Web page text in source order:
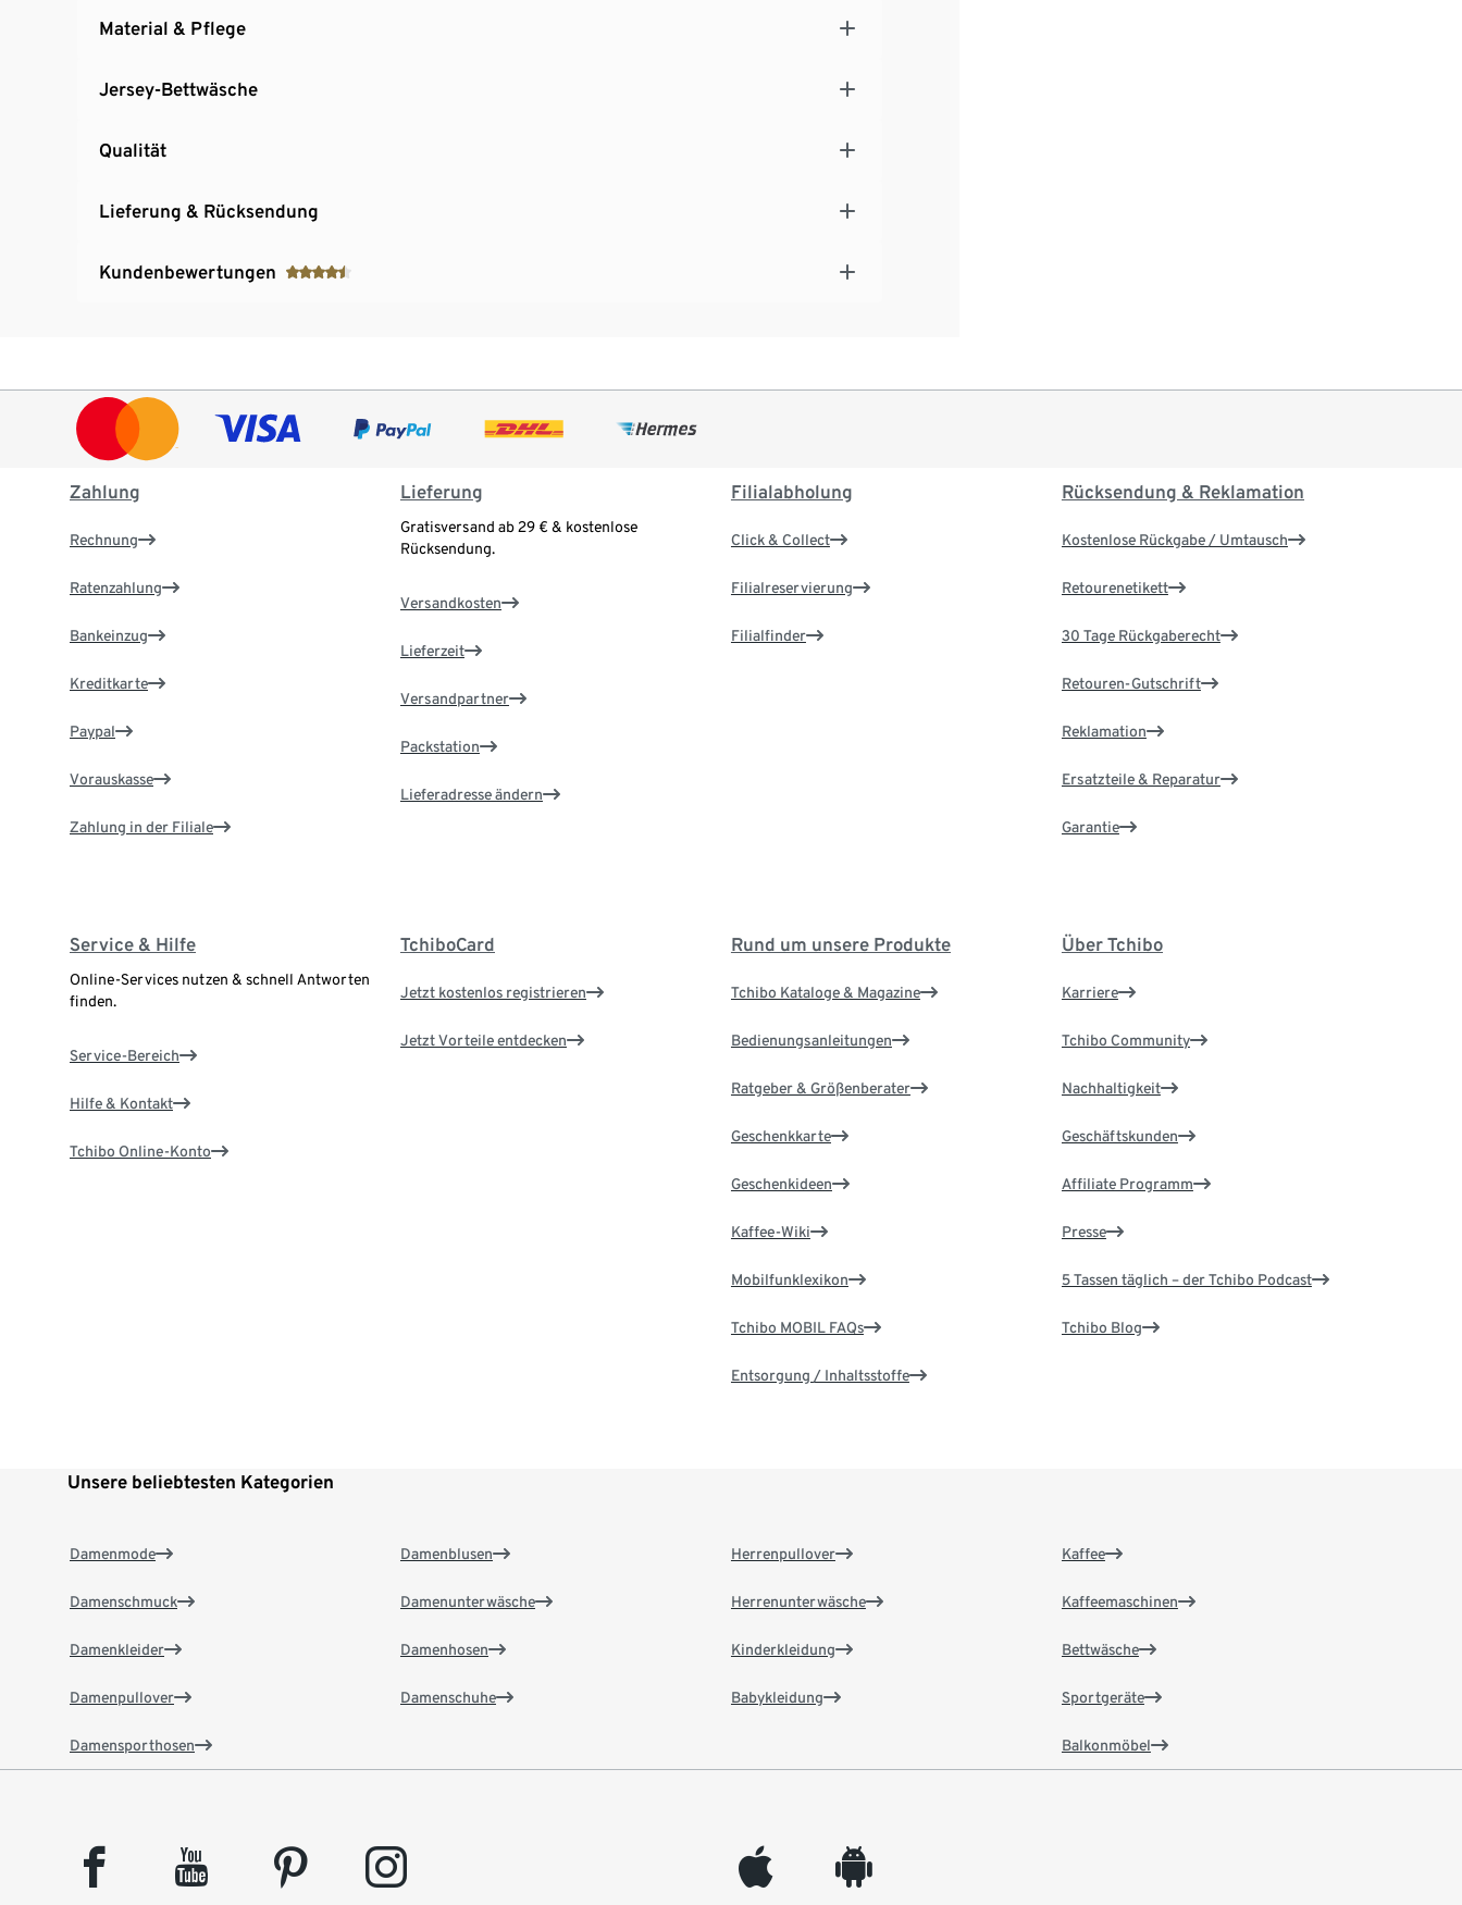
Material & Pflege
Jersey-Bettwäsche
Qualität
Lieferung & Rücksendung
Kundenbewertungen
Zahlung
Rechnung
Ratenzahlung
Bankeinzug
Kreditkarte
Paypal
Vorauskasse
Zahlung in der Filiale
Lieferung
Gratisversand ab 29 € & kostenlose
Rücksendung.
Versandkosten
Lieferzeit
Versandpartner
Packstation
Lieferadresse ändern
Filialabholung
Click & Collect
Filialreservierung
Filialfinder
Rücksendung & Reklamation
Kostenlose Rückgabe / Umtausch
Retourenetikett
30 Tage Rückgaberecht
Retouren-Gutschrift
Reklamation
Ersatzteile & Reparatur
Garantie
Service & Hilfe
Online-Services nutzen & schnell Antworten
finden.
Service-Bereich
Hilfe & Kontakt
Tchibo Online-Konto
TchiboCard
Jetzt kostenlos registrieren
Jetzt Vorteile entdecken
Rund um unsere Produkte
Tchibo Kataloge & Magazine
Bedienungsanleitungen
Ratgeber & Größenberater
Geschenkkarte
Geschenkideen
Kaffee-Wiki
Mobilfunklexikon
Tchibo MOBIL FAQs
Entsorgung / Inhaltsstoffe
Über Tchibo
Karriere
Tchibo Community
Nachhaltigkeit
Geschäftskunden
Affiliate Programm
Presse
5 Tassen täglich – der Tchibo Podcast
Tchibo Blog
Unsere beliebtesten Kategorien
Damenmode
Damenschmuck
Damenkleider
Damenpullover
Damensporthosen
Damenblusen
Damenunterwäsche
Damenhosen
Damenschuhe
Herrenpullover
Herrenunterwäsche
Kinderkleidung
Babykleidung
Kaffee
Kaffeemaschinen
Bettwäsche
Sportgeräte
Balkonmöbel
facebook youtube pinterest instagram appleinc android